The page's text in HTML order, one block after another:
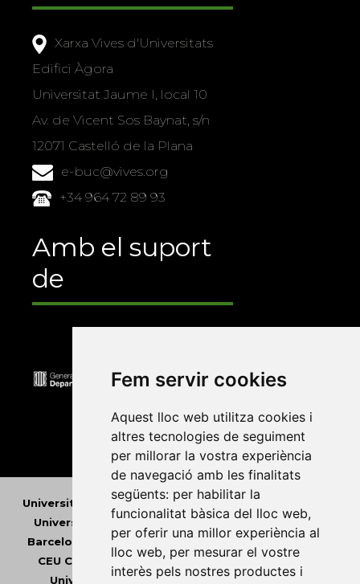
Fem servir cookies
Aquest lloc web utilitza cookies i
altres tecnologies de seguiment
per millorar la vostra experiència
de navegació amb les finalitats
següents: per habilitar la
funcionalitat bàsica del lloc web,
per oferir una millor experiència al
lloc web, per mesurar el vostre
interès pels nostres productes i
Xarxa Vives d'Universitats
Edifici Àgora
Universitat Jaume I, local 10
Av. de Vicent Sos Baynat, s/n
12071 Castelló de la Plana
e-buc@vives.org
+34 964 72 89 93
Amb el suport
de
Universitat Abat Oliba CEU •Universitat d'Alacant
Universitat d'Andorra•Universitat Autònoma de
Barcelona
Universitat de Barcelona• Universitat
CEU Cardenal Herrera•Universitat de Girona
Universitat de les Illes Balears• Universitat